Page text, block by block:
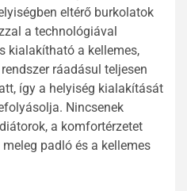
eltérő burkolatok
a technológiával
kialakítható a kellemes,
ráadásul teljesen
így a helyiség kialakítását
Nincsenek
a komfortérzetet
padló és a kellemes